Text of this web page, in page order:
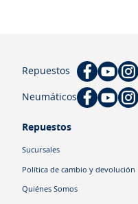
Repuestos
Neumáticos
Repuestos
Sucursales
Política de cambio y devolución
Quiénes Somos